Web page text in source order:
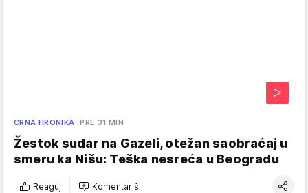
CRNA HRONIKA PRE 31 MIN
Žestok sudar na Gazeli, otežan saobraćaj u
smeru ka Nišu: Teška nesreća u Beogradu
Reaguj Komentariši